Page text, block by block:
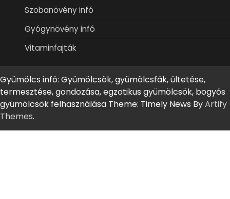
Szobanövény infó
Gyógynövény infó
Vitaminfajták
Gyümölcs infó: Gyümölcsök, gyümölcsfák, ültetése,
termesztése, gondozása, egzotikus gyümölcsök, bogyós
gyümölcsök felhasználása Theme: Timely News ByArtify
Themes.